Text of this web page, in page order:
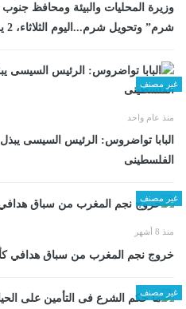
وزيرة المحليات والبيئة ومحافظ
شرم” وتحويل شرم...اليوم الثلاثاء، 2 يونيو 2026 09:50 صـ
غير مصنف
منذ عام واحد
البابا تواضروس: الرئيس السيسى
الفلسطينى
غير مصنف
منذ 8 أشهر
خروج نجم المغرب من سباق هدافي
غير مصنف